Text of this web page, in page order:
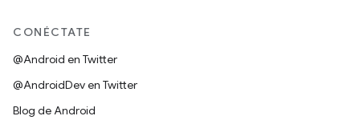
CONÉCTATE
@Android en Twitter
@AndroidDev en Twitter
Blog de Android